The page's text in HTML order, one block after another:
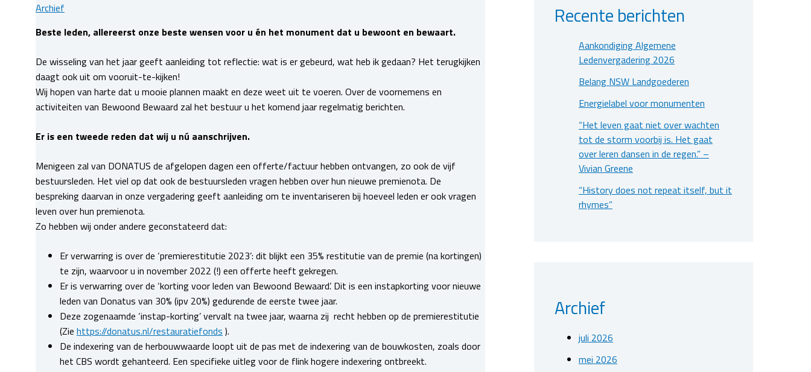
Archief
Beste leden, allereerst onze beste wensen voor u én het monument dat u bewoont en bewaart.
De wisseling van het jaar geeft aanleiding tot reflectie: wat is er gebeurd, wat heb ik gedaan? Het terugkijken
daagt ook uit om vooruit-te-kijken!
Wij hopen van harte dat u mooie plannen maakt en deze weet uit te voeren. Over de voornemens en
activiteiten van Bewoond Bewaard zal het bestuur u het komend jaar regelmatig berichten.
Er is een tweede reden dat wij u nú aanschrijven.
Menigeen zal van DONATUS de afgelopen dagen een offerte/factuur hebben ontvangen, zo ook de vijf
bestuursleden. Het viel op dat ook de bestuursleden vragen hebben over hun nieuwe premienota. De
bespreking daarvan in onze vergadering geeft aanleiding om te inventariseren bij hoeveel leden er ook vragen
leven over hun premienota.
Zo hebben wij onder andere geconstateerd dat:
Er verwarring is over de ‘premierestitutie 2023’: dit blijkt een 35% restitutie van de premie (na kortingen)
te zijn, waarvoor u in november 2022 (!) een offerte heeft gekregen.
Er is verwarring over de ‘korting voor leden van Bewoond Bewaard’. Dit is een instapkorting voor nieuwe
leden van Donatus van 30% (ipv 20%) gedurende de eerste twee jaar.
Deze zogenaamde ‘instap-korting’ vervalt na twee jaar, waarna zij recht hebben op de premierestitutie
(Zie https://donatus.nl/restauratiefonds ).
De indexering van de herbouwwaarde loopt uit de pas met de indexering van de bouwkosten, zoals door
het CBS wordt gehanteerd. Een specifieke uitleg voor de flink hogere indexering ontbreekt.
Recente berichten
Aankondiging Algemene
Ledenvergadering 2026
Belang NSW Landgoederen
Energielabel voor monumenten
“Het leven gaat niet over wachten
tot de storm voorbij is. Het gaat
over leren dansen in de regen.” –
Vivian Greene
“History does not repeat itself, but it
rhymes”
Archief
juli 2026
mei 2026